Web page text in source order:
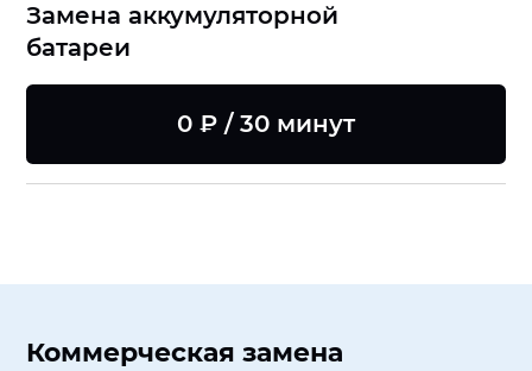
Замена аккумуляторной
батареи
0 ₽ / 30 минут
Коммерческая замена